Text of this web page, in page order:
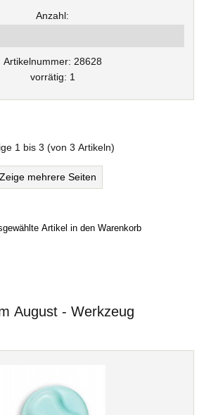
Artikelnummer: 28628
vorrätig: 1
1 bis 3 (von 3 Artikeln)
Zeige mehrere Seiten
August - Werkzeug